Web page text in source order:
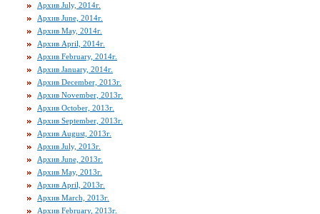
Архив July, 2014г.
Архив June, 2014г.
Архив May, 2014г.
Архив April, 2014г.
Архив February, 2014г.
Архив January, 2014г.
Архив December, 2013г.
Архив November, 2013г.
Архив October, 2013г.
Архив September, 2013г.
Архив August, 2013г.
Архив July, 2013г.
Архив June, 2013г.
Архив May, 2013г.
Архив April, 2013г.
Архив March, 2013г.
Архив February, 2013г.